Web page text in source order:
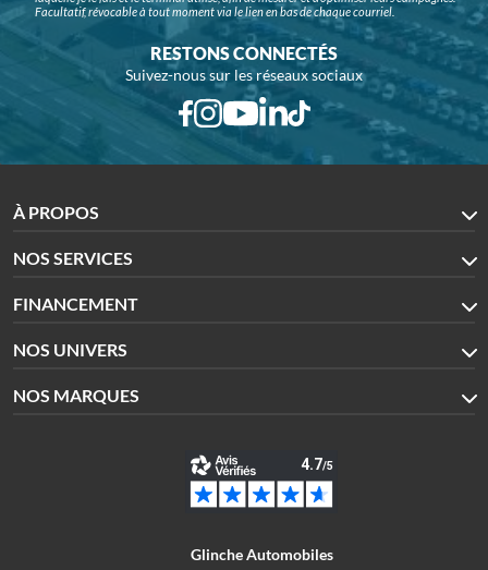
Facultatif, révocable à tout moment via le lien en bas de chaque courriel.
RESTONS CONNECTÉS
Suivez-nous sur les réseaux sociaux
À PROPOS
NOS SERVICES
FINANCEMENT
NOS UNIVERS
NOS MARQUES
Glinche Automobiles